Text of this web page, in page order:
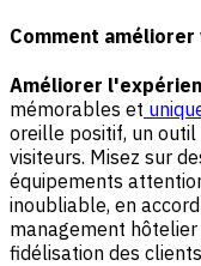
Comment
Améliorer
mémorables et
oreille positif, un
visiteurs. Misez sur
équipements
inoubliable, en
management
fidélisation des